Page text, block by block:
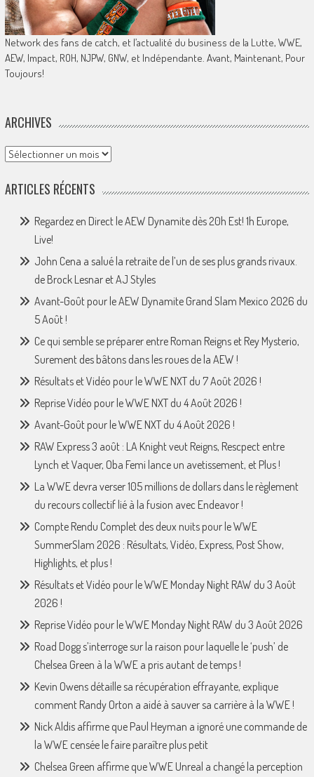
Network des fans de catch, et l’actualité du business de la Lutte, WWE,
AEW, Impact, ROH, NJPW, GNW, et Indépendante. Avant, Maintenant, Pour
Toujours!
ARCHIVES
Archives
ARTICLES RÉCENTS
Regardez en Direct le AEW Dynamite dès 20h Est! 1h Europe,
Live!
John Cena a salué la retraite de l’un de ses plus grands rivaux.
de Brock Lesnar et AJ Styles
Avant-Goût pour le AEW Dynamite Grand Slam Mexico 2026 du
5 Août !
Ce qui semble se préparer entre Roman Reigns et Rey Mysterio,
Surement des bâtons dans les roues de la AEW !
Résultats et Vidéo pour le WWE NXT du 7 Août 2026 !
Reprise Vidéo pour le WWE NXT du 4 Août 2026 !
Avant-Goût pour le WWE NXT du 4 Août 2026 !
RAW Express 3 août : LA Knight veut Reigns, Rescpect entre
Lynch et Vaquer, Oba Femi lance un avetissement, et Plus !
La WWE devra verser 105 millions de dollars dans le règlement
du recours collectif lié à la fusion avec Endeavor !
Compte Rendu Complet des deux nuits pour le WWE
SummerSlam 2026 : Résultats, Vidéo, Express, Post Show,
Highlights, et plus !
Résultats et Vidéo pour le WWE Monday Night RAW du 3 Août
2026 !
Reprise Vidéo pour le WWE Monday Night RAW du 3 Août 2026
Road Dogg s’interroge sur la raison pour laquelle le ‘push’ de
Chelsea Green à la WWE a pris autant de temps !
Kevin Owens détaille sa récupération effrayante, explique
comment Randy Orton a aidé à sauver sa carrière à la WWE !
Nick Aldis affirme que Paul Heyman a ignoré une commande de
la WWE censée le faire paraître plus petit
Chelsea Green affirme que WWE Unreal a changé la perception